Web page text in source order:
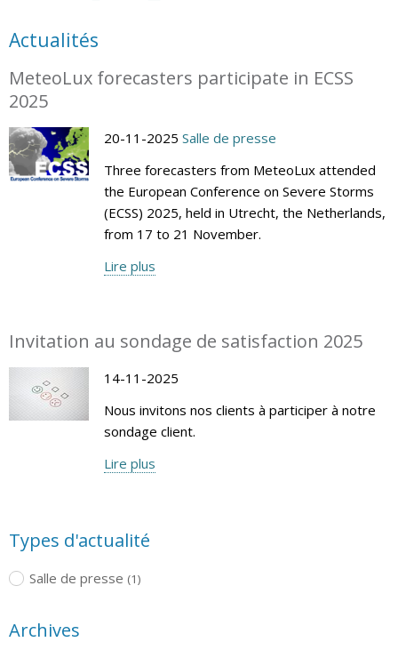
Actualités
MeteoLux forecasters participate in ECSS
2025
20-11-2025 Salle de presse
Three forecasters from MeteoLux attended
the European Conference on Severe Storms
(ECSS) 2025, held in Utrecht, the Netherlands,
from 17 to 21 November.
Lire plus
Invitation au sondage de satisfaction 2025
14-11-2025
Nous invitons nos clients à participer à notre
sondage client.
Lire plus
Types d'actualité
Salle de presse (1)
Archives